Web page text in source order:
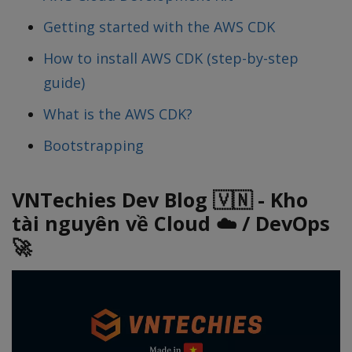
Getting started with the AWS CDK
How to install AWS CDK (step-by-step
guide)
What is the AWS CDK?
Bootstrapping
VNTechies Dev Blog 🇻🇳 - Kho
tài nguyên về Cloud ☁️ / DevOps
🚀